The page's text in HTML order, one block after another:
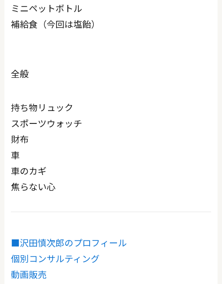
ミニペットボトル
補給食（今回は塩飴）
全般
持ち物リュック
スポーツウォッチ
財布
車
車のカギ
焦らない心
■沢田慎次郎のプロフィール
個別コンサルティング
動画販売